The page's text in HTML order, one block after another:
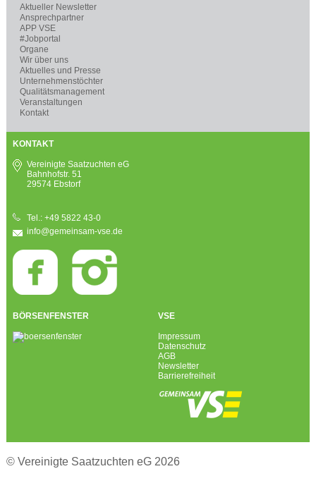
Aktueller Newsletter
Ansprechpartner
APP VSE
#Jobportal
Organe
Wir über uns
Aktuelles und Presse
Unternehmenstöchter
Qualitätsmanagement
Veranstaltungen
Kontakt
KONTAKT
Vereinigte Saatzuchten eG
Bahnhofstr. 51
29574 Ebstorf
Tel.: +49 5822 43-0
info@gemeinsam-vse.de
BÖRSENFENSTER VSE
Impressum
Datenschutz
AGB
Newsletter
Barrierefreiheit
© Vereinigte Saatzuchten eG 2026